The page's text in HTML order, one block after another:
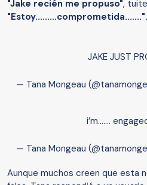
"Jake recién me propuso",
"Estoy.........comprometida.......".
JAKE JUST
— Tana Mongeau
i’m.......
— Tana Mongeau
Aunque muchos creen que esta